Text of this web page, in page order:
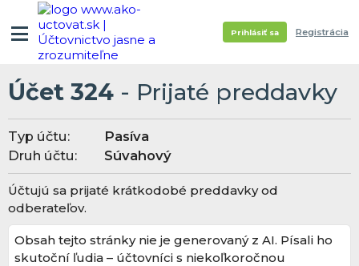
Prihlásiť sa Registrácia
Účet 324 - Prijaté preddavky
Typ účtu:
Pasíva
Druh účtu:
Súvahový
Účtujú sa prijaté krátkodobé preddavky od
odberateľov.
Obsah tejto stránky nie je generovaný z AI. Písali ho
skutoční ľudia – účtovníci s niekoľkoročnou